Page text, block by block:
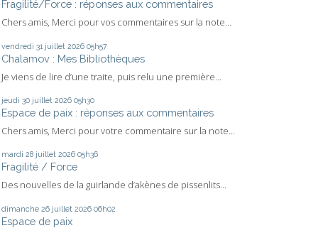
Fragilité/Force : réponses aux commentaires
Chers amis, Merci pour vos commentaires sur la note...
vendredi 31 juillet 2026 05h57
Chalamov : Mes Bibliothèques
Je viens de lire d’une traite, puis relu une première...
jeudi 30 juillet 2026 05h30
Espace de paix : réponses aux commentaires
Chers amis, Merci pour votre commentaire sur la note...
mardi 28 juillet 2026 05h36
Fragilité / Force
Des nouvelles de la guirlande d’akènes de pissenlits...
dimanche 26 juillet 2026 06h02
Espace de paix